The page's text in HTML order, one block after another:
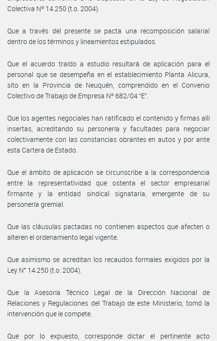
Colectiva Nº 14.250 (t.o. 2004).
Que a través del presente se pacta una recomposición salarial
dentro de los términos y lineamientos estipulados.
Que el acuerdo traído a estudio resultará de aplicación para el
personal que se desempeña en el establecimiento Planta Alicura,
sito en la Provincia de Neuquén, comprendido en el Convenio
Colectivo de Trabajo de Empresa Nº 682/04 “E”.
Que los agentes negociales han ratificado el contenido y firmas allí
insertas, acreditando su personería y facultades para negociar
colectivamente con las constancias obrantes en autos y por ante
esta Cartera de Estado.
Que el ámbito de aplicación se circunscribe a la correspondencia
entre la representatividad que ostenta el sector empresarial
firmante y la entidad sindical signataria, emergente de su
personería gremial.
Que las cláusulas pactadas no contienen aspectos que afecten o
alteren el ordenamiento legal vigente.
Que asimismo se acreditan los recaudos formales exigidos por la
Ley N° 14.250 (t.o. 2004).
Que la Asesoría Técnico Legal de la Dirección Nacional de
Relaciones y Regulaciones del Trabajo de este Ministerio, tomó la
intervención que le compete.
Que por lo expuesto, corresponde dictar el pertinente acto